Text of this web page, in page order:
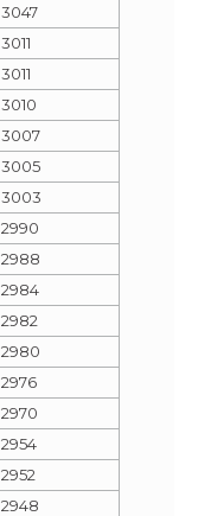
3047
3011
3011
3010
3007
3005
3003
2990
2988
2984
2982
2980
2976
2970
2954
2952
2948